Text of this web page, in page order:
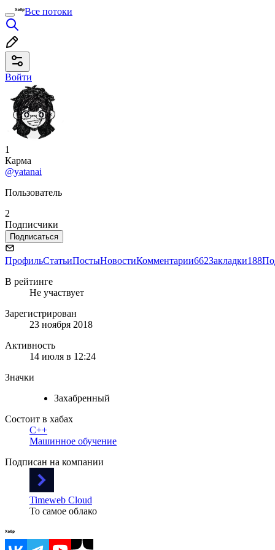
Все потоки
Войти
1
Карма
@yatanai
Пользователь
2
Подписчики
Подписаться
ПрофильСтатьиПостыНовостиКомментарии662Закладки188
В рейтинге
Не участвует
Зарегистрирован
23 ноября 2018
Активность
14 июля в 12:24
Значки
Захабренный
Состоит в хабах
C++
Машинное обучение
Подписан на компании
Timeweb Cloud
То самое облако